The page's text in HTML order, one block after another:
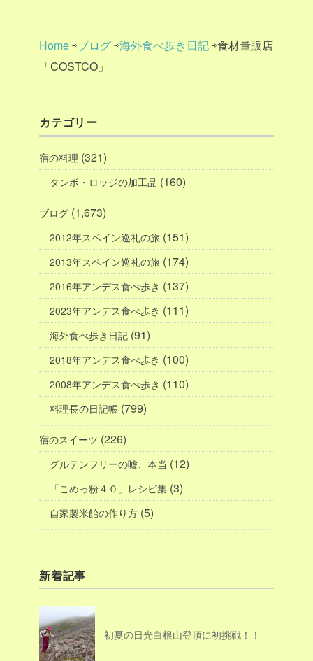
Home⇨ブログ⇨海外食べ歩き日記⇨食材量販店
「COSTCO」
カテゴリー
宿の料理 (321)
タンボ・ロッジの加工品 (160)
ブログ (1,673)
2012年スペイン巡礼の旅 (151)
2013年スペイン巡礼の旅 (174)
2016年アンデス食べ歩き (137)
2023年アンデス食べ歩き (111)
海外食べ歩き日記 (91)
2018年アンデス食べ歩き (100)
2008年アンデス食べ歩き (110)
料理長の日記帳 (799)
宿のスイーツ (226)
グルテンフリーの嘘、本当 (12)
「こめっ粉４０」レシピ集 (3)
自家製米飴の作り方 (5)
新着記事
初夏の日光白根山登頂に初挑戦！！